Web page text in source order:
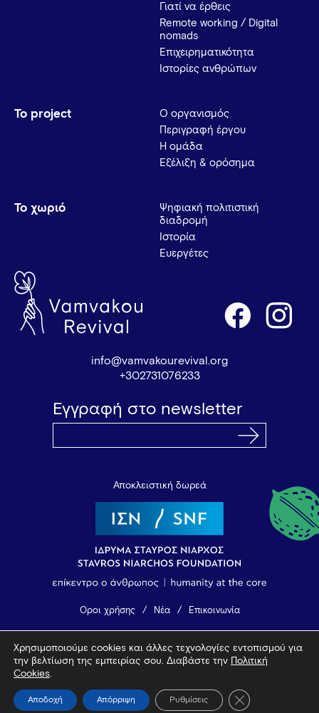
Γιατί να έρθεις
Remote working / Digital
nomads
Επιχειρηματικότητα
Ιστορίες ανθρώπων
Το project
Ο οργανισμός
Περιγραφή έργου
Η ομάδα
Εξέλιξη & ορόσημα
Το χωριό
Ψηφιακή πολιτιστική
διαδρομή
Ιστορία
Ευεργέτες
info@vamvakourevival.org
+302731076233
Εγγραφή στο newsletter
Αποκλειστική δωρεά
Όροι χρήσης Νέα Επικοινωνία
© 2026 Vamvakou Revival
Χρησιμοποιούμε cookies και άλλες τεχνολογίες εντοπισμού για
την βελτίωση της εμπειρίας σου. Διαβάστε την
Πολιτική
Cookies.
Αποδοχή Απόρριψη Ρυθμίσεις Κλείσιμο του